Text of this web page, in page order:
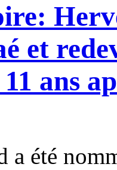
et
ans
a été